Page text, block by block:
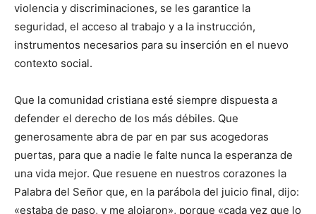
violencia y discriminaciones, se les garantice la
seguridad, el acceso al trabajo y a la instrucción,
instrumentos necesarios para su inserción en el nuevo
contexto social.
Que la comunidad cristiana esté siempre dispuesta a
defender el derecho de los más débiles. Que
generosamente abra de par en par sus acogedoras
puertas, para que a nadie le falte nunca la esperanza de
una vida mejor. Que resuene en nuestros corazones la
Palabra del Señor que, en la parábola del juicio final, dijo:
«estaba de paso, y me alojaron», porque «cada vez que lo